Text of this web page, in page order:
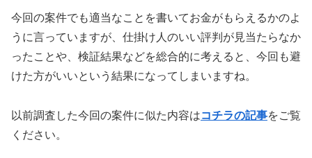
今回の案件でも適当なことを書いてお金がもらえるかのよ
うに言っていますが、仕掛け人のいい評判が見当たらなか
ったことや、検証結果などを総合的に考えると、今回も避
けた方がいいという結果になってしまいますね。
以前調査した今回の案件に似た内容はコチラの記事をご覧
ください。